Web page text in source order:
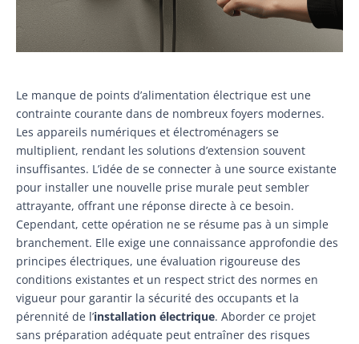
Le manque de points d’alimentation électrique est une
contrainte courante dans de nombreux foyers modernes.
Les appareils numériques et électroménagers se
multiplient, rendant les solutions d’extension souvent
insuffisantes. L’idée de se connecter à une source existante
pour installer une nouvelle prise murale peut sembler
attrayante, offrant une réponse directe à ce besoin.
Cependant, cette opération ne se résume pas à un simple
branchement. Elle exige une connaissance approfondie des
principes électriques, une évaluation rigoureuse des
conditions existantes et un respect strict des normes en
vigueur pour garantir la sécurité des occupants et la
pérennité de l’installation électrique. Aborder ce projet
sans préparation adéquate peut entraîner des risques